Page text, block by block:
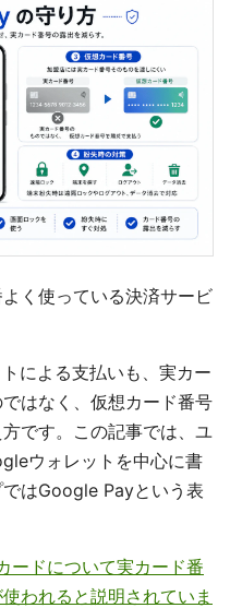
く使っている決済サービ
による支払いも、実カー
はなく、仮想カード番号
です。この記事では、ユ
ウォレットを中心に書
はGoogle Payという表
ードについて実カード番
われると説明されていま